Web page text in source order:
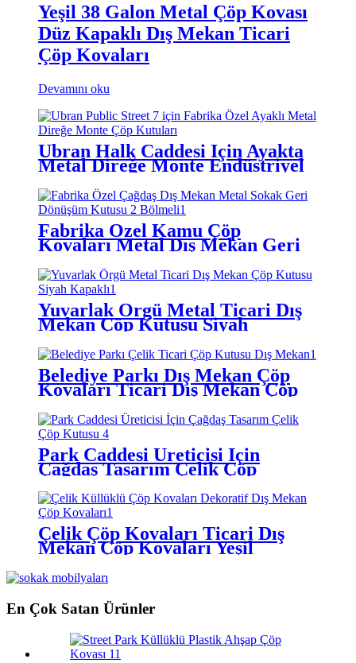
Yeşil 38 Galon Metal Çöp Kovası
Düz ​​Kapaklı Dış Mekan Ticari
Çöp Kovaları
Devamını oku
Ubran Halk Caddesi İçin Ayakta
Metal Direğe Monte Endüstriyel
Çöp Kutuları
Fabrika Özel Kamu Çöp
Kovaları Metal Dış Mekan Geri
Yuvarlak Örgü Metal Ticari Dış
Mekan Çöp Kutusu Siyah
Belediye Parkı Dış Mekan Çöp
Kovaları Ticari Dış Mekan Çöp
Park Caddesi Üreticisi İçin
Çağdaş Tasarım Çelik Çöp
Kutusu
Çelik Çöp Kovaları Ticari Dış
Mekan Çöp Kovaları Yeşil
En Çok Satan Ürünler